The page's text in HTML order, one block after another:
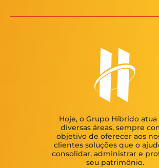
Hoje, o Grupo Híbrido atua
diversas áreas, sempre
objetivo de oferecer aos
clientes soluções que o
consolidar, administrar e
seu patrimônio.